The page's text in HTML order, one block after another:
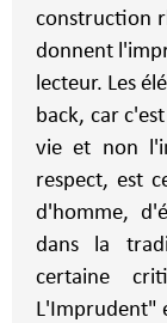
construction
donnent
lecteur. Les
back, car
vie et non
respect, est
d'homme,
dans la
certaine
L'Imprudent"